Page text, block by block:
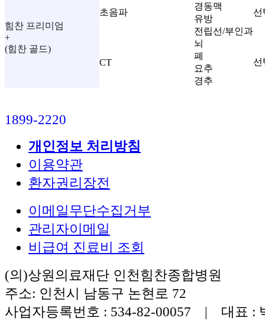
힘찬 프리미엄
+
(힘찬 골드)
초음파
선
경동맥
유방
전립선/부인과
CT
뇌
선
폐
요추
경추
1899-2220
개인정보 처리방침
이용약관
환자권리장전
이메일무단수집거부
관리자이메일
비급여 진료비 조회
(의)상원의료재단 인천힘찬종합병원
주소: 인천시 남동구 논현로 72
사업자등록번호 : 534-82-00057 | 대표 :